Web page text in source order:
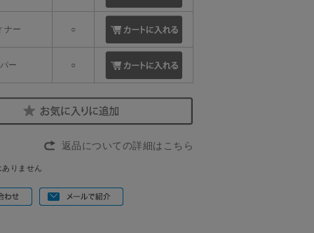
ナー ○
ー ○
返品についての詳細はこちら
りません